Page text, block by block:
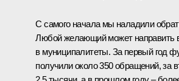
С самого начала мы наладили
Любой желающий может направить
в муниципалитеты. За первый год
получили около 350 обращений, за